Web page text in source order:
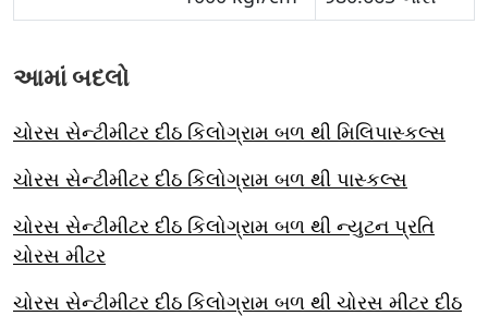
આમાં બદલો
ચોરસ સેન્ટીમીટર દીઠ કિલોગ્રામ બળ થી મિલિપાસ્કલ્સ
ચોરસ સેન્ટીમીટર દીઠ કિલોગ્રામ બળ થી પાસ્કલ્સ
ચોરસ સેન્ટીમીટર દીઠ કિલોગ્રામ બળ થી ન્યુટન પ્રતિ
ચોરસ મીટર
ચોરસ સેન્ટીમીટર દીઠ કિલોગ્રામ બળ થી ચોરસ મીટર દીઠ